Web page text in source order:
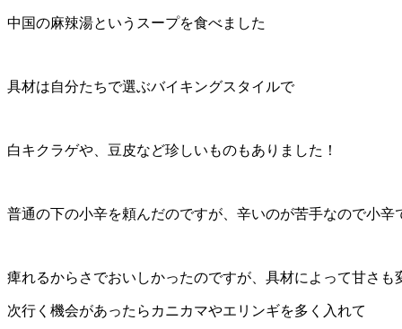
中国の麻辣湯というスープを食べました
具材は自分たちで選ぶバイキングスタイルで
白キクラゲや、豆皮など珍しいものもありました！
普通の下の小辛を頼んだのですが、辛いのが苦手なので小辛
痺れるからさでおいしかったのですが、具材によって甘さも
次行く機会があったらカニカマやエリンギを多く入れて